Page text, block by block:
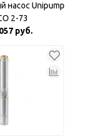
насос Unipump
2-73
руб.